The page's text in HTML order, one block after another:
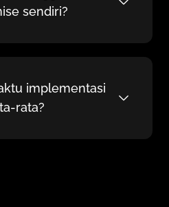
sendiri?
implementasi
rata?